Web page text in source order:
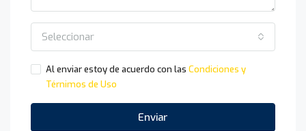
Seleccionar
Al enviar estoy de acuerdo con las Condiciones y
Térnimos de Uso
Enviar